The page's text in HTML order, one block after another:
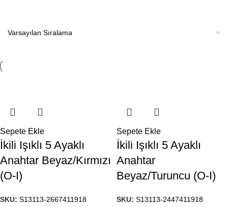
Sepete Ekle
İkili Işıklı 5 Ayaklı
Anahtar Beyaz/Kırmızı
(O-I)
SKU: S13113-2667411918
Sepete Ekle
İkili Işıklı 5 Ayaklı
Anahtar
Beyaz/Turuncu (O-I)
SKU: S13113-2447411918